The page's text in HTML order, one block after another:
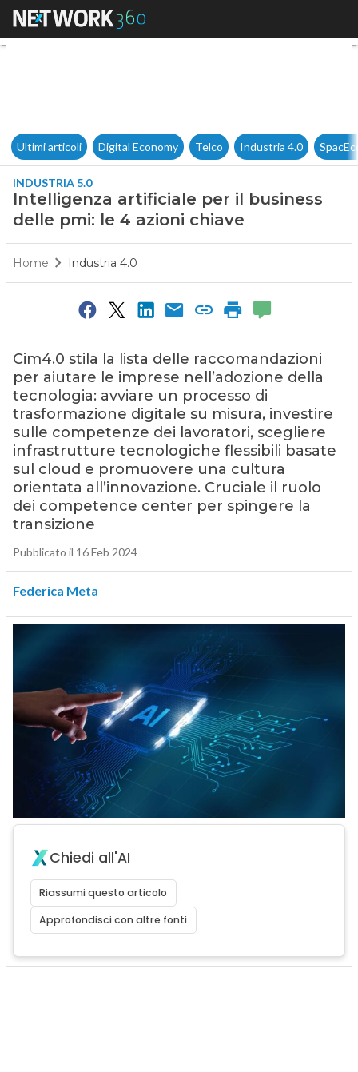
Intelligenza artificiale per il
Ultimi articoli Digital Economy Telco Industria 4.0
INDUSTRIA 5.0
Intelligenza artificiale per il business
delle pmi: le 4 azioni chiave
Home Industria 4.0
Cim4.0 stila la lista delle raccomandazioni
per aiutare le imprese nell’adozione della
tecnologia: avviare un processo di
trasformazione digitale su misura, investire
sulle competenze dei lavoratori, scegliere
infrastrutture tecnologiche flessibili basate
sul cloud e promuovere una cultura
orientata all’innovazione. Cruciale il ruolo
dei competence center per spingere la
transizione
Pubblicato il 16 Feb 2024
Federica Meta
Chiedi all'AI
Riassumi questo articolo
Approfondisci con altre fonti